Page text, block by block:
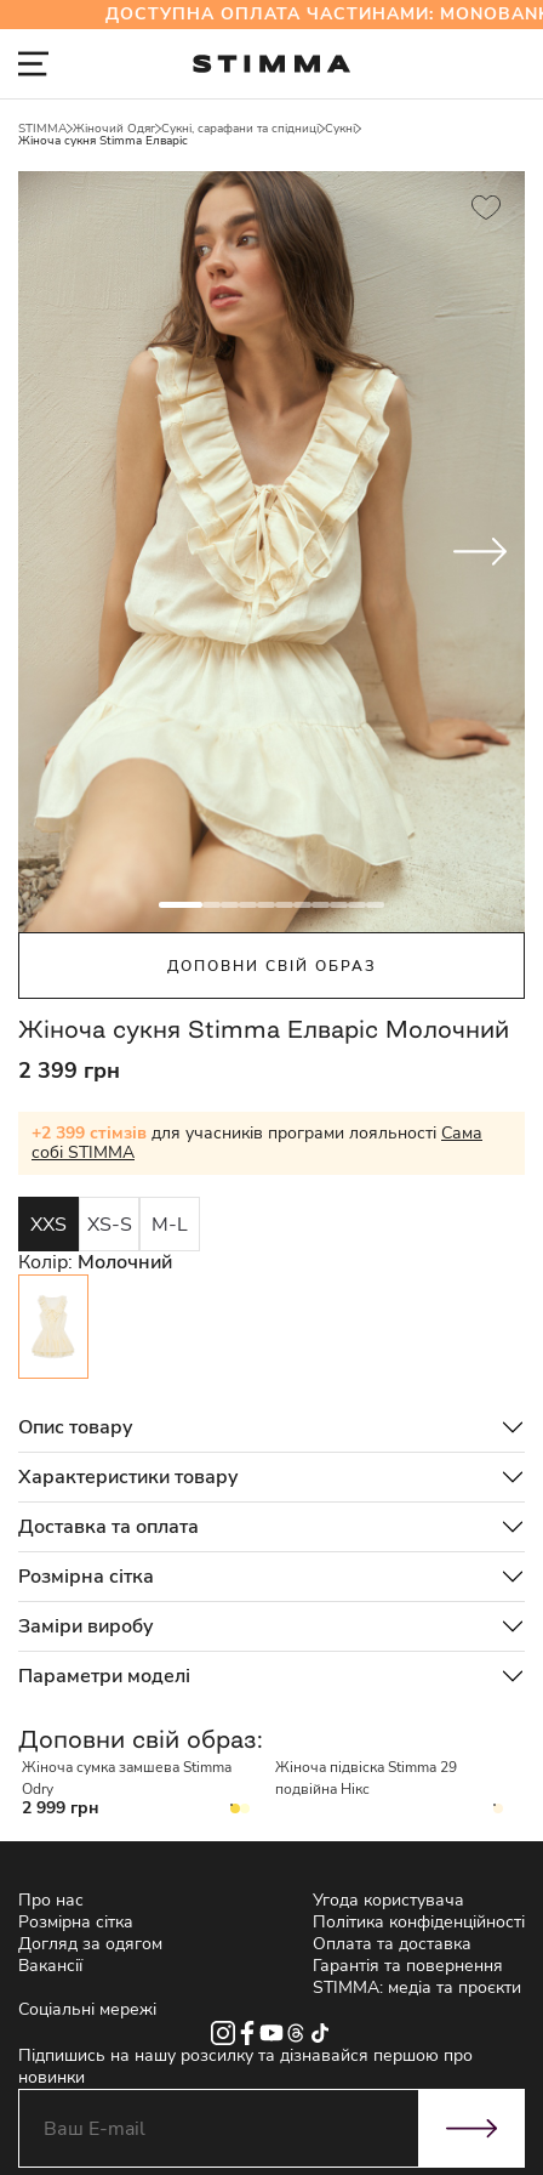
ДОСТУПНА ОПЛАТА ЧАСТИНАМИ:
STIMMA Жіночий Одяг Сукні, сарафани та спідниці Сукні
Жіноча сукня Stimma Елваріс
ДОПОВНИ СВІЙ ОБРАЗ
Жіноча сукня Stimma Елваріс Молочний
2 399 грн
+2 399 стімзів для учасників програми лояльності Сама
собі STIMMA
XXS XS-S
M-L
Колір: Молочний
Опис товару
Характеристики товару
Доставка та оплата
Розмірна сітка
Заміри виробу
Параметри моделі
Доповни свій образ:
Жіноча сумка замшева Stimma
Odry
2 999 грн
Жіноча підвіска Stimma 29
подвійна Нікс
Про нас
Розмірна сітка
Догляд за одягом
Вакансії
Угода користувача
Політика конфіденційності
Оплата та доставка
Гарантія та повернення
STIMMA: медіа та проєкти
Соціальні мережі
Підпишись на нашу розсилку та дізнавайся першою про
новинки